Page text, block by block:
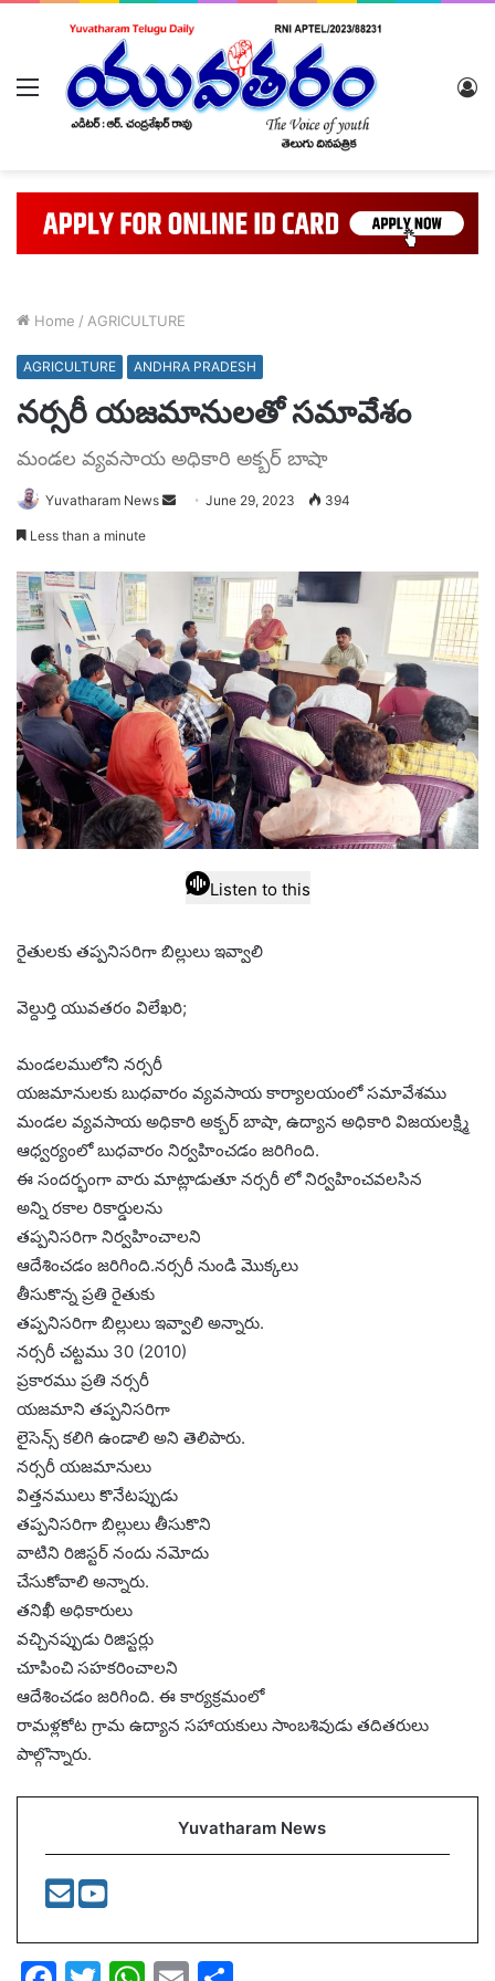
Menu
Home / AGRICULTURE
AGRICULTURE ANDHRA PRADESH
నర్సరీ యజమానులతో సమావేశం
మండల వ్యవసాయ అధికారి అక్బర్ బాషా
Yuvatharam News
Send June 29, 2023 394
Less than a minute
Listen to this
రైతులకు తప్పనిసరిగా బిల్లులు ఇవ్వాలి
వెల్దుర్తి యువతరం విలేఖరి;
మండలములోని నర్సరీ
యజమానులకు బుధవారం వ్యవసాయ కార్యాలయంలో సమావేశము
మండల వ్యవసాయ అధికారి అక్బర్ బాషా, ఉద్యాన అధికారి విజయలక్ష్మి
ఆధ్వర్యంలో బుధవారం నిర్వహించడం జరిగింది.
ఈ సందర్భంగా వారు మాట్లాడుతూ నర్సరీ లో నిర్వహించవలసిన
అన్ని రకాల రికార్డులను
తప్పనిసరిగా నిర్వహించాలని
ఆదేశించడం జరిగింది.నర్సరీ నుండి మొక్కలు
తీసుకొన్న ప్రతి రైతుకు
తప్పనిసరిగా బిల్లులు ఇవ్వాలి అన్నారు.
నర్సరీ చట్టము 30 (2010)
ప్రకారము ప్రతి నర్సరీ
యజమాని తప్పనిసరిగా
లైసెన్స్ కలిగి ఉండాలి అని తెలిపారు.
నర్సరీ యజమానులు
విత్తనములు కొనేటప్పుడు
తప్పనిసరిగా బిల్లులు తీసుకొని
వాటిని రిజిస్టర్ నందు నమోదు
చేసుకోవాలి అన్నారు.
తనిఖీ అధికారులు
వచ్చినప్పుడు రిజిస్టర్లు
చూపించి సహకరించాలని
ఆదేశించడం జరిగింది. ఈ కార్యక్రమంలో
రామళ్లకోట గ్రామ ఉద్యాన సహాయకులు సాంబశివుడు తదితరులు
పాల్గొన్నారు.
Yuvatharam News